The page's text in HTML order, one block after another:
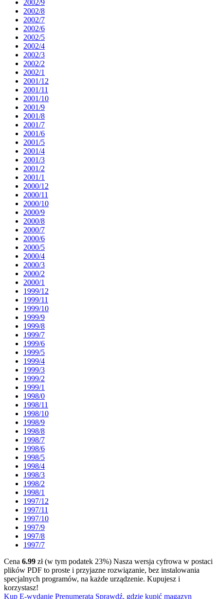
2002/9
2002/8
2002/7
2002/6
2002/5
2002/4
2002/3
2002/2
2002/1
2001/12
2001/11
2001/10
2001/9
2001/8
2001/7
2001/6
2001/5
2001/4
2001/3
2001/2
2001/1
2000/12
2000/11
2000/10
2000/9
2000/8
2000/7
2000/6
2000/5
2000/4
2000/3
2000/2
2000/1
1999/12
1999/11
1999/10
1999/9
1999/8
1999/7
1999/6
1999/5
1999/4
1999/3
1999/2
1999/1
1998/0
1998/11
1998/10
1998/9
1998/8
1998/7
1998/6
1998/5
1998/4
1998/3
1998/2
1998/1
1997/12
1997/11
1997/10
1997/9
1997/8
1997/7
Cena 6.99 zł (w tym podatek 23%) Nasza wersja cyfrowa w postaci
plików PDF to proste i przyjazne rozwiązanie, bez instalowania
specjalnych programów, na każde urządzenie. Kupujesz i
korzystasz!
Kup E-wydanie Prenumerata Sprawdź, gdzie kupić magazyn